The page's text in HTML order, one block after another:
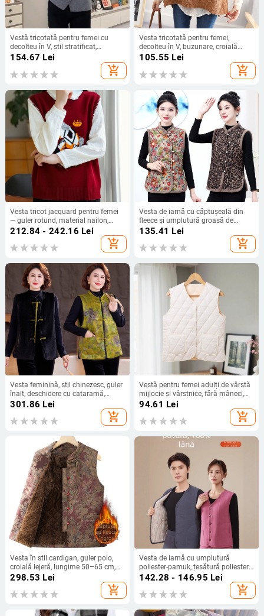
Vestă tricotată pentru femei cu
decolteu în V, stil stratificat,
toamnă-iarnă, croială slim, material
154.67 Lei
add_shopping_cart
Vesta tricotată pentru femei,
decolteu în V, buzunare, croială
lejeră, textură 3D, lungime 50–65
105.55 Lei
add_shopping_cart
Vesta tricot jacquard pentru femei
— guler rotund, material nailon,
imprimeu animal, lungime regulată
212.84 - 242.16 Lei
add_shopping_cart
Vesta de iarnă cu căptușeală din
fleece și umplutură groasă de
bumbac, imprimeu floral, pentru
femei de vârstă mijlocie și în vârstă
135.41 Lei
add_shopping_cart
Vesta feminină, stil chinezesc, guler
înalt, deschidere cu cataramă,
croială obișnuită, lungime obișnuită
301.86 Lei
add_shopping_cart
Vestă pentru femei adulți de vârstă
mijlocie și vârstnice, fără mâneci,
călduroasă și căptușită, guler în V,
lungime normală 50–65 cm,
umplutură poliester-bumbac,
80%
94.61 Lei
add_shopping_cart
Vesta în stil cardigan, guler polo,
croială lejeră, lungime 50–65 cm,
material poliester cu <30% spandex
298.53 Lei
add_shopping_cart
Vesta de iarnă cu umplutură
poliester-pamuk, țesătură poliester,
guler în formă de U, croială lejeră
142.28 - 146.95 Lei
add_shopping_cart